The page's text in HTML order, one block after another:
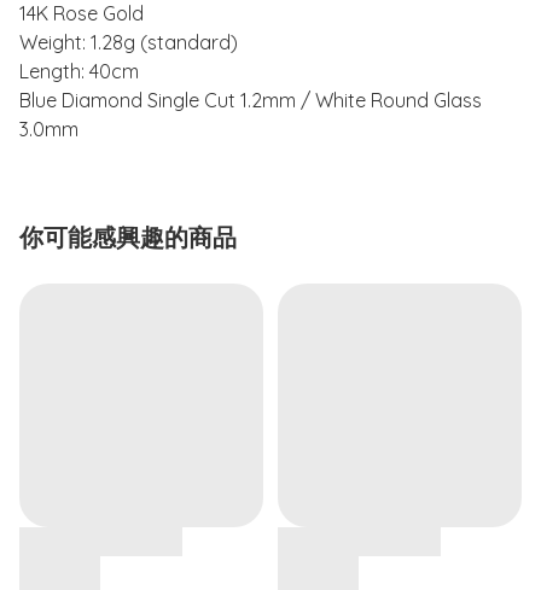
14K Rose Gold
Weight: 1.28g (standard)
Length: 40cm
Blue Diamond Single Cut 1.2mm / White Round Glass
3.0mm
你可能感興趣的商品